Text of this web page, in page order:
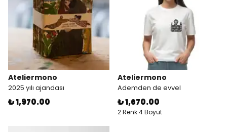
Ateliermono
2025 yılı ajandası
₺ 1,970.00
Ateliermono
Ademden de evvel
₺ 1,670.00
2 Renk 4 Boyut